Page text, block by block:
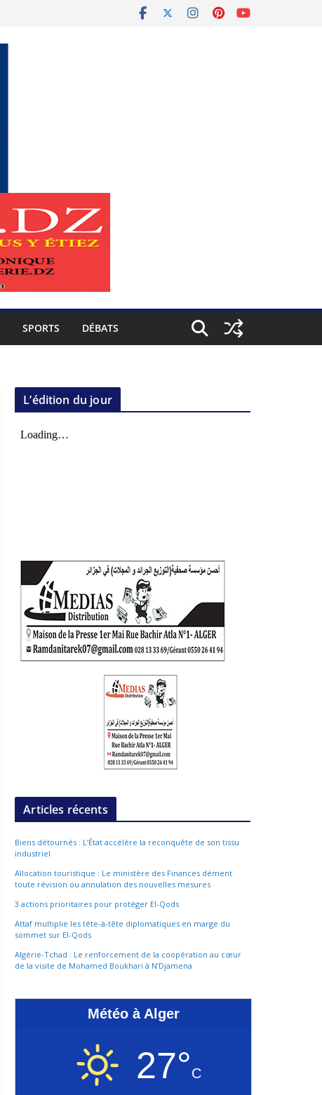
SPORTS DÉBATS
L’édition du jour
Articles récents
Biens détournés : L’État accélère la reconquête de son tissu
industriel
Allocation touristique : Le ministère des Finances dément
toute révision ou annulation des nouvelles mesures
3 actions prioritaires pour protéger El-Qods
Attaf multiplie les tête-à-tête diplomatiques en marge du
sommet sur El-Qods
Algérie-Tchad : Le renforcement de la coopération au cœur
de la visite de Mohamed Boukhari à N’Djamena
Météo à Alger
27°C